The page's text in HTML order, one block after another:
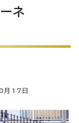
ネ
17日